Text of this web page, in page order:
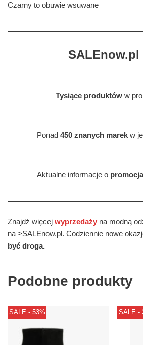
Czarny to obuwie wsuwane
SALEnow.pl
Tysiące produktów w
Ponad 450 znanych marek w
Aktualne informacje o
Znajdź więcej wyprzedaży na modną
na >SALEnow.pl. Codziennie nowe
być droga.
Podobne produkty
SALE - 53% SALE -